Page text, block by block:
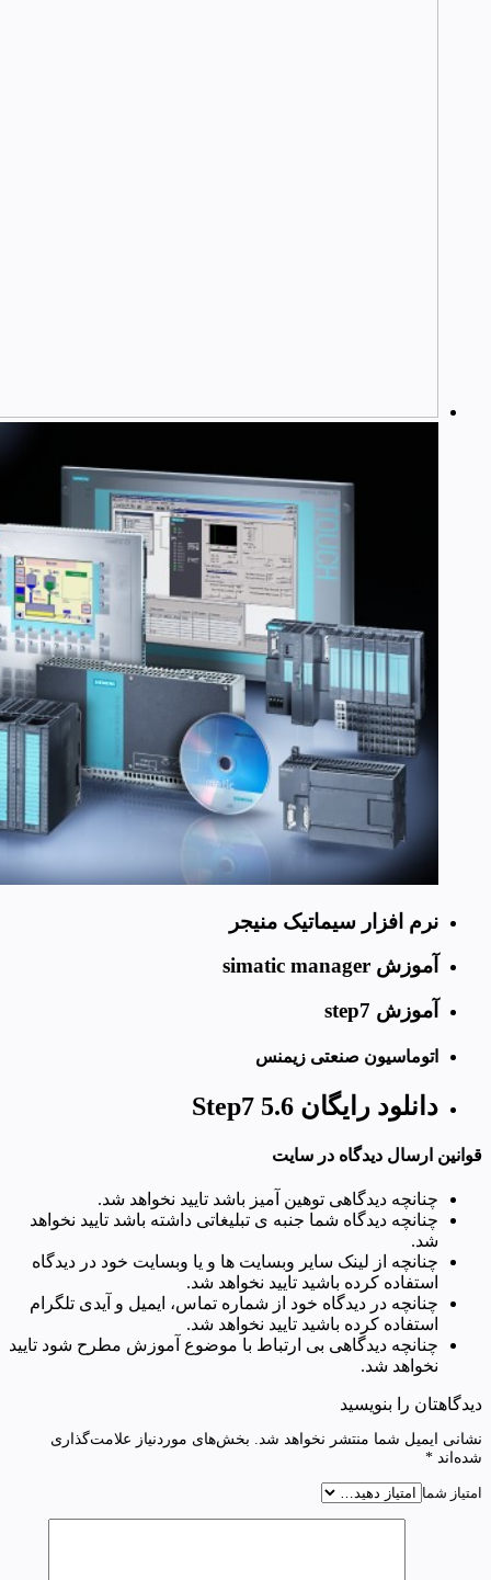
نرم افزار سیماتیک منیجر
آموزش simatic manager
آموزش step7
اتوماسیون صنعتی زیمنس
دانلود رایگان Step7 5.6
قوانین ارسال دیدگاه در سایت
چنانچه دیدگاهی توهین آمیز باشد تایید نخواهد شد.
چنانچه دیدگاه شما جنبه ی تبلیغاتی داشته باشد تایید نخواهد
شد.
چنانچه از لینک سایر وبسایت ها و یا وبسایت خود در دیدگاه
استفاده کرده باشید تایید نخواهد شد.
چنانچه در دیدگاه خود از شماره تماس، ایمیل و آیدی تلگرام
استفاده کرده باشید تایید نخواهد شد.
چنانچه دیدگاهی بی ارتباط با موضوع آموزش مطرح شود تایید
نخواهد شد.
دیدگاهتان را بنویسید
نشانی ایمیل شما منتشر نخواهد شد. بخش‌های موردنیاز علامت‌گذاری
شده‌اند *
امتیاز شما